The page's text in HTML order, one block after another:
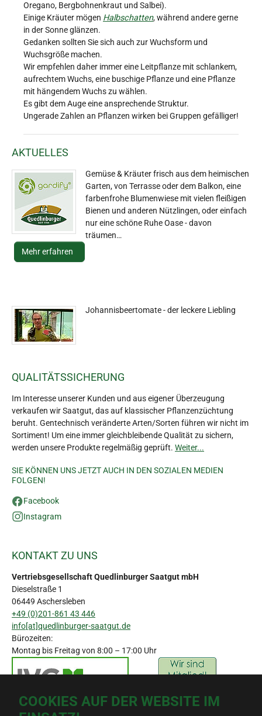
COOKIES AUF DER WEBSITE IM
Oregano, Bergbohnenkraut und Salbei).
Einige Kräuter mögen Halbschatten, während andere gerne
in der Sonne glänzen.
Gedanken sollten Sie sich auch zur Wuchsform und
Wuchsgröße machen.
Wir empfehlen daher immer eine Leitpflanze mit schlankem,
aufrechtem Wuchs, eine buschige Pflanze und eine Pflanze
mit hängendem Wuchs zu wählen.
Es gibt dem Auge eine ansprechende Struktur.
Ungerade Zahlen an Pflanzen wirken bei Gruppen gefälliger!
AKTUELLES
Gemüse & Kräuter frisch aus dem heimischen
Garten, von Terrasse oder dem Balkon, eine
farbenfrohe Blumenwiese mit vielen fleißigen
Bienen und anderen Nützlingen, oder einfach
nur eine schöne Ruhe Oase - davon
träumen…
Mehr erfahren
Johannisbeertomate - der leckere Liebling
QUALITÄTSSICHERUNG
Im Interesse unserer Kunden und aus eigener Überzeugung
verkaufen wir Saatgut, das auf klassischer Pflanzenzüchtung
beruht. Gentechnisch veränderte Arten/Sorten führen wir nicht im
Sortiment! Um eine immer gleichbleibende Qualität zu sichern,
werden unsere Produkte regelmäßig geprüft. Weiter...
SIE KÖNNEN UNS JETZT AUCH IN DEN SOZIALEN MEDIEN
FOLGEN!
Facebook
Instagram
KONTAKT ZU UNS
Vertriebsgesellschaft Quedlinburger Saatgut mbH
Dieselstraße 1
06449 Aschersleben
+49 (0)201-861 43 446
info[at]quedlinburger-saatgut.de
Bürozeiten:
Montag bis Freitag von 8:00 – 17:00 Uhr